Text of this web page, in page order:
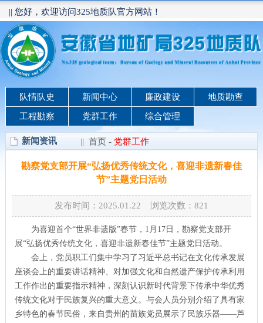
|| 您好，欢迎访问325地质队官方网站！
队情队史 新闻中心 廉政建设 地质勘查
工程勘察 党群工作 综合管理
新闻资讯 || 首页 - 党群工作
勘察党支部开展“弘扬优秀传统文化，喜迎非遗新春佳
节”主题党日活动
发布时间：2025.01.22 浏览次数： 821
为喜迎首个“世界非遗版”春节，1月17日，勘察党支部开
展“弘扬优秀传统文化，喜迎非遗新春佳节”主题党日活动。
会上，党员职工们集中学习了习近平总书记在文化传承发展
座谈会上的重要讲话精神、对加强文化和自然遗产保护传承利用
工作作出的重要指示精神，深刻认识新时代背景下传承中华优秀
传统文化对于民族复兴的重大意义。与会人员分别介绍了具有家
乡特色的春节民俗，来自贵州的苗族党员展示了民族乐器——芦